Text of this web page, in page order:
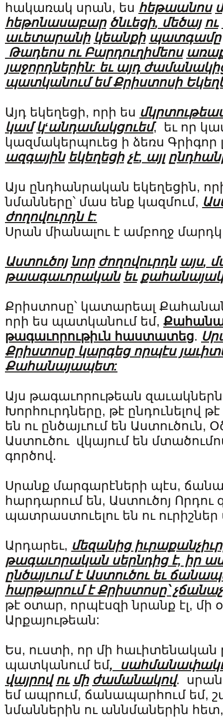
հակառակ սրան, ես հեթաանոս
հեթոնասաբար ծնւեցի, մեծայ ու
աւետարանի կեանքի պատգամը
Թադեոս ու Բարդուղիմեոս
յաջորդներին: եւ այդ
պատկանում եմ Քրիստոսի
Այդ եկեղեցի, որի ես
կամ կ‘անդամակցուեմ, եւ որ
կազմակերպուեց ի ձեռս Գրիգոր
ազգային եկեղեցի չէ, այլ
Այս ընդհանրական եկեղեցին,
նմանները՝ մաս ենք կազմում,
ժողովուրդն է:
Սրան միանալու է ամբողջ
Աստուծոյ նոր ժողովուրդն այս,
թաագաւորական եւ
Քրիստոսը՝ կատարեալ
որի ես պատկանում եմ,
թագաւորութիւն հաստատեց.
Քրիստոսը կարգեց որպէս
Քահանայապետ:
Այս թագաւորութեան զաւակներն
Խորհուրդները, թէ ընդունելով
են ու ընծայւում են Աստուծուն,
Աստուծու վկայում են
գործով.
Սրանք մարգարէների պէս,
հարդարում են, Աստուծոյ Որդու
պատրաստուելու են ու
Արդարեւ, մեզանից
թագաւորական սերնդից է, իր
ընծայւում է Աստուծու եւ
հարթարում է Քրիստոսը՝
թէ օտար, որպէսզի նրանք էլ, մի
Արքայութեան:
Ես, ուստի, որ մի
պատկանում եմ,
վայրով ու մի ժամանակով.
եմ ապրում, ճանապարհում եմ,
նմաններին ու աննմաներին հետ,